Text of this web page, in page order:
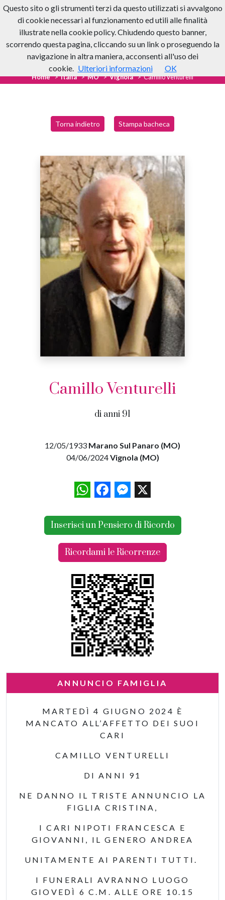
Home Italia MO Vignola Camillo Venturelli
Torna indietro Stampa bacheca
Camillo Venturelli
di anni 91
12/05/1933 Marano Sul Panaro (MO)
04/06/2024Vignola (MO)
WhatsApp
FacebookMessenger
X
Inserisci un Pensiero di Ricordo
Ricordami le Ricorrenze
ANNUNCIO FAMIGLIA
MARTEDÌ 4 GIUGNO 2024 È
MANCATO ALL’AFFETTO DEI SUOI
CARI
CAMILLO VENTURELLI
DI ANNI 91
NE DANNO IL TRISTE ANNUNCIO LA
FIGLIA CRISTINA,
I CARI NIPOTI FRANCESCA E
GIOVANNI, IL GENERO ANDREA
UNITAMENTE AI PARENTI TUTTI.
I FUNERALI AVRANNO LUOGO
GIOVEDÌ 6 C.M. ALLE ORE 10.15
Questo sito o gli strumenti terzi da questo utilizzati si avvalgono
di cookie necessari al funzionamento ed utili alle finalità
illustrate nella cookie policy. Chiudendo questo banner,
scorrendo questa pagina, cliccando su un link o proseguendo la
navigazione in altra maniera, acconsenti all'uso dei
cookie. Ulteriori informazioni OK